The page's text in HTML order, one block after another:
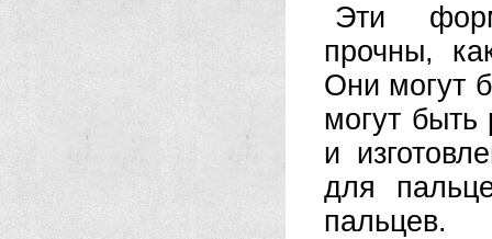
Эти
прочны,
Они могут
могут
и
для
пальцев.